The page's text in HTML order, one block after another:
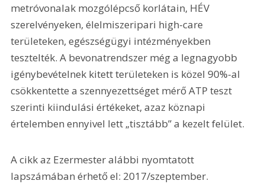
metróvonalak mozgólépcső korlátain, HÉV
szerelvényeken, élelmiszeripari high-care
területeken, egészségügyi intézményekben
tesztelték. A bevonatrendszer még a legnagyobb
igénybevételnek kitett területeken is közel 90%-al
csökkentette a szennyezettséget mérő ATP teszt
szerinti kiindulási értékeket, azaz köznapi
értelemben ennyivel lett „tisztább” a kezelt felület.
A cikk az Ezermester alábbi nyomtatott
lapszámában érhető el: 2017/szeptember.